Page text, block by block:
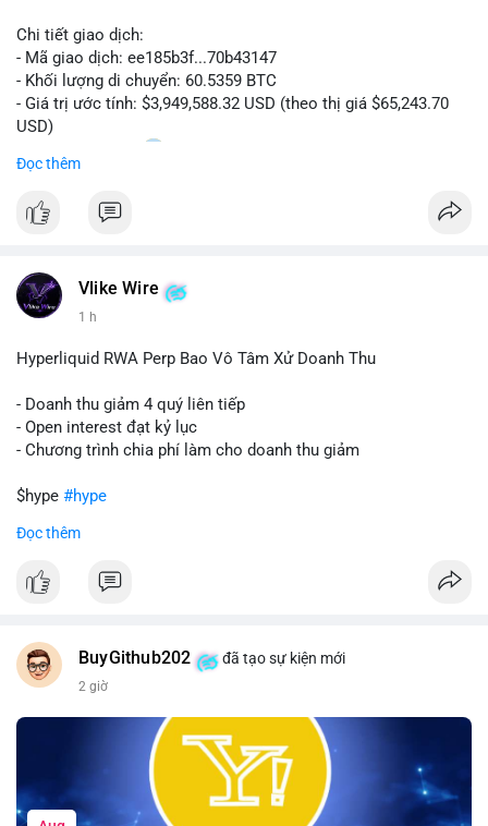
Chi tiết giao dịch:
- Mã giao dịch: ee185b3f...70b43147
- Khối lượng di chuyển: 60.5359 BTC
- Giá trị ước tính: $3,949,588.32 USD (theo thị giá $65,243.70
USD)
- Thời gian: 15:20
Nhận định phân tích:
Khối lượng 60.5 BTC trị giá gần 4 triệu USD được di chuyển
thanh khoản trước khi đẩy giá. Nếu số BTC này được gửi lên
sàn tập trung, áp lực bán tiềm năng sẽ gia tăng. Ngược lại, nếu
củng cố niềm tin cho xu hướng tăng.
Lời khuyên:
Nhà đầu tư nên theo dõi sát dòng tiền tiếp theo từ địa chỉ này.
Nếu BTC được nạp thêm lên sàn, cần thận trọng với nhịp điều
nắm giữ vị thế hiện tại.
#60btc #dongtiencavoi
Đọc thêm
Vlike Wire
1 h
Hyperliquid RWA Perp Bao Vô Tâm Xử Doanh Thu
- Doanh thu giảm 4 quý liên tiếp
- Open interest đạt kỷ lục
- Chương trình chia phí làm cho doanh thu giảm
$hype #hype
#vlikevn
📰 Nguồn: CoinDesk
Đọc thêm
BuyGithub202 đã tạo sự kiện mới
2 giờ